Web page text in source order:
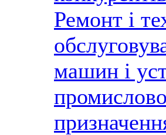
Ремонт і
машин і